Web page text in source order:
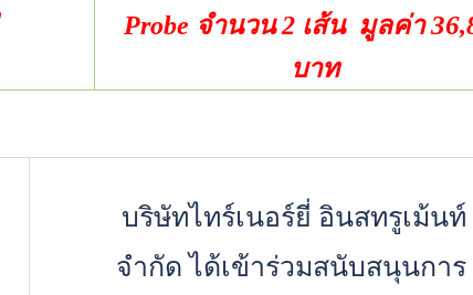
Probe จำนวน 2 เส้น มูลค่า36
บาท
บริษัทไทร์เนอร์ยี่ อินสทรูเม้นท์
จำกัด ได้เข้าร่วมสนับสนุนการ